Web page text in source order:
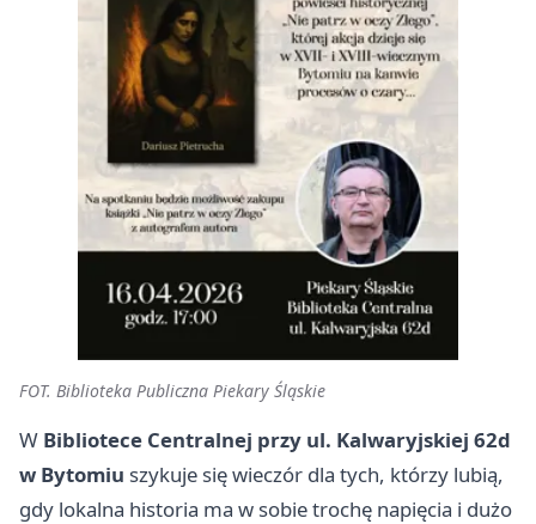
FOT. Biblioteka Publiczna Piekary Śląskie
W Bibliotece Centralnej przy ul. Kalwaryjskiej 62d
w Bytomiu szykuje się wieczór dla tych, którzy lubią,
gdy lokalna historia ma w sobie trochę napięcia i dużo